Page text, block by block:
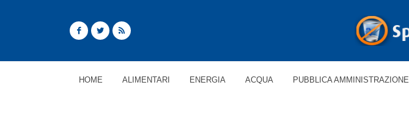
HOME ALIMENTARI ENERGIA ACQUA PUBBLICA AMMINISTRAZIONE